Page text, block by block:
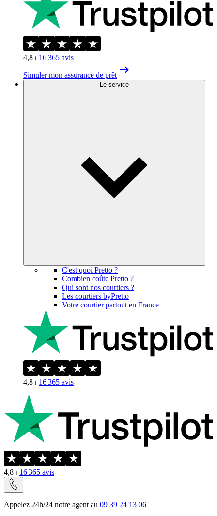
4,8 ⏐ 16 365 avis
Simuler mon assurance de prêt
Le service
C'est quoi Pretto ?
Combien coûte Pretto ?
Qui sont nos courtiers ?
Les courtiers byPretto
Votre courtier partout en France
4,8 ⏐ 16 365 avis
4,8 ⏐ 16 365 avis
Appelez 24h/24 notre agent au 09 39 24 13 06